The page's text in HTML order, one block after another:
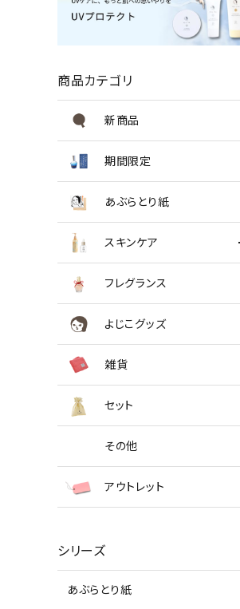
商品カテゴリ
新商品
期間限定
あぶらとり紙
スキンケア
フレグランス
よじこグッズ
雑貨
セット
その他
アウトレット
シリーズ
あぶらとり紙